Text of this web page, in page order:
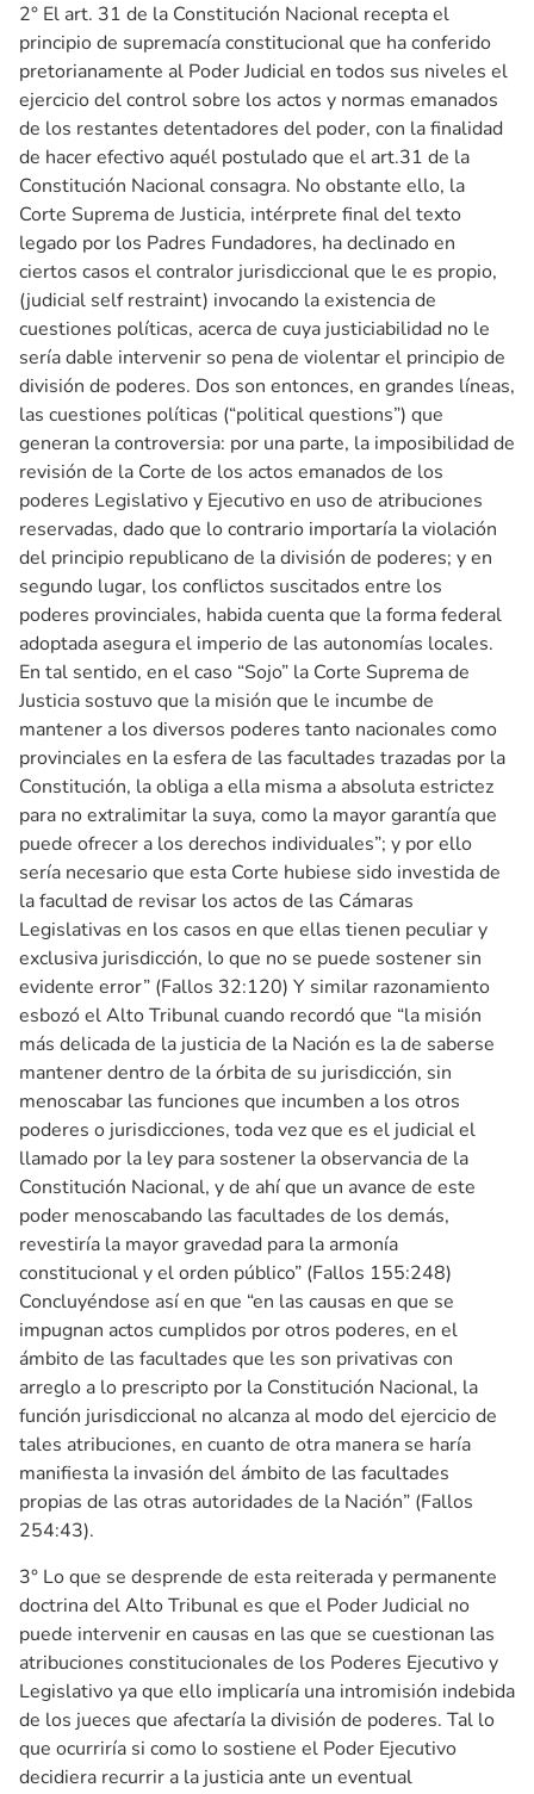
2° El art. 31 de la Constitución Nacional recepta el
principio de supremacía constitucional que ha conferido
pretorianamente al Poder Judicial en todos sus niveles el
ejercicio del control sobre los actos y normas emanados
de los restantes detentadores del poder, con la finalidad
de hacer efectivo aquél postulado que el art.31 de la
Constitución Nacional consagra. No obstante ello, la
Corte Suprema de Justicia, intérprete final del texto
legado por los Padres Fundadores, ha declinado en
ciertos casos el contralor jurisdiccional que le es propio,
(judicial self restraint) invocando la existencia de
cuestiones políticas, acerca de cuya justiciabilidad no le
sería dable intervenir so pena de violentar el principio de
división de poderes. Dos son entonces, en grandes líneas,
las cuestiones políticas (“political questions”) que
generan la controversia: por una parte, la imposibilidad de
revisión de la Corte de los actos emanados de los
poderes Legislativo y Ejecutivo en uso de atribuciones
reservadas, dado que lo contrario importaría la violación
del principio republicano de la división de poderes; y en
segundo lugar, los conflictos suscitados entre los
poderes provinciales, habida cuenta que la forma federal
adoptada asegura el imperio de las autonomías locales.
En tal sentido, en el caso “Sojo” la Corte Suprema de
Justicia sostuvo que la misión que le incumbe de
mantener a los diversos poderes tanto nacionales como
provinciales en la esfera de las facultades trazadas por la
Constitución, la obliga a ella misma a absoluta estrictez
para no extralimitar la suya, como la mayor garantía que
puede ofrecer a los derechos individuales”; y por ello
sería necesario que esta Corte hubiese sido investida de
la facultad de revisar los actos de las Cámaras
Legislativas en los casos en que ellas tienen peculiar y
exclusiva jurisdicción, lo que no se puede sostener sin
evidente error” (Fallos 32:120) Y similar razonamiento
esbozó el Alto Tribunal cuando recordó que “la misión
más delicada de la justicia de la Nación es la de saberse
mantener dentro de la órbita de su jurisdicción, sin
menoscabar las funciones que incumben a los otros
poderes o jurisdicciones, toda vez que es el judicial el
llamado por la ley para sostener la observancia de la
Constitución Nacional, y de ahí que un avance de este
poder menoscabando las facultades de los demás,
revestiría la mayor gravedad para la armonía
constitucional y el orden público” (Fallos 155:248)
Concluyéndose así en que “en las causas en que se
impugnan actos cumplidos por otros poderes, en el
ámbito de las facultades que les son privativas con
arreglo a lo prescripto por la Constitución Nacional, la
función jurisdiccional no alcanza al modo del ejercicio de
tales atribuciones, en cuanto de otra manera se haría
manifiesta la invasión del ámbito de las facultades
propias de las otras autoridades de la Nación” (Fallos
254:43).
3° Lo que se desprende de esta reiterada y permanente
doctrina del Alto Tribunal es que el Poder Judicial no
puede intervenir en causas en las que se cuestionan las
atribuciones constitucionales de los Poderes Ejecutivo y
Legislativo ya que ello implicaría una intromisión indebida
de los jueces que afectaría la división de poderes. Tal lo
que ocurriría si como lo sostiene el Poder Ejecutivo
decidiera recurrir a la justicia ante un eventual